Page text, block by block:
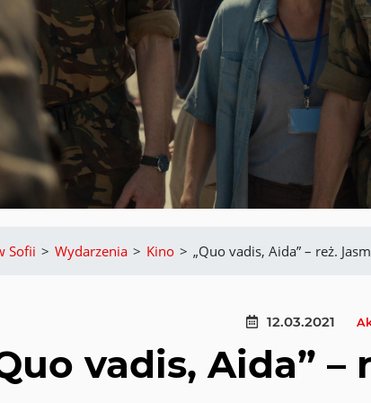
Sofii > Wydarzenia > Kino > „Quo vadis, Aida” – reż.
12.03.2021
vadis, Aida”